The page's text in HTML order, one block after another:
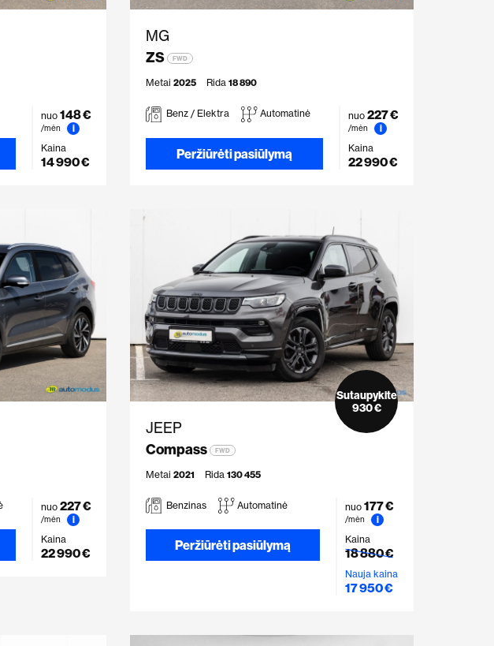
nuo 148 €
/mėn
i
Kaina
14 990 €
MG
ZS
FWD
Metai 2025 Rida 18 890
Benz / Elektra Automatinė
Peržiūrėti pasiūlymą
nuo 227 €
/mėn
i
Kaina
22 990 €
nuo 227 €
/mėn
i
Kaina
22 990 €
JEEP
Compass
FWD
Metai 2021 Rida 130 455
Sutaupykite
930 €
Benzinas Automatinė
Peržiūrėti pasiūlymą
nuo 177 €
/mėn
i
Kaina
18 880 €
Nauja kaina
17 950 €